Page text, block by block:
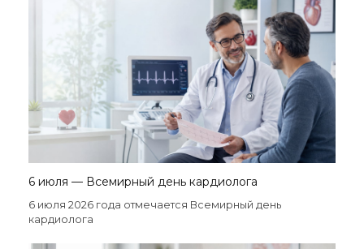
6 июля — Всемирный день кардиолога
6 июля 2026 года отмечается Всемирный день
кардиолога